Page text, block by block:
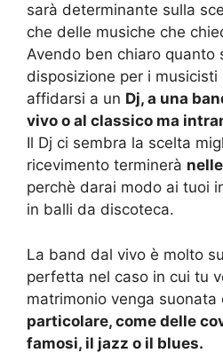
sarà determinante sulla
che delle musiche che
Avendo ben chiaro quanto
disposizione per i
affidarsi a un Dj, a una
vivo o al classico ma
Il Dj ci sembra la scelta
ricevimento terminerà
perchè darai modo ai tuoi
in balli da discoteca.
La band dal vivo è molto
perfetta nel caso in cui tu
matrimonio venga suonata
particolare, come delle
famosi, il jazz o il blues.